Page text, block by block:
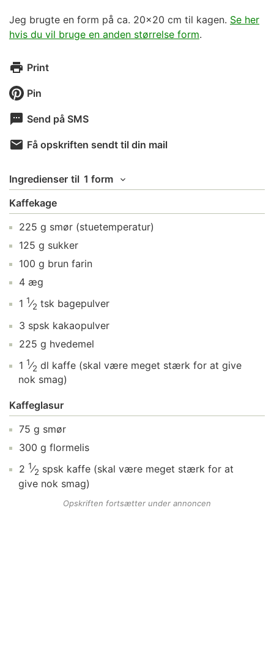
Jeg brugte en form på ca. 20x20 cm til kagen. Se her
hvis du vil bruge en anden størrelse form.
Print
Pin
Send på SMS
Få opskriften sendt til din mail
Ingredienser til 1 form
Kaffekage
225 g smør (stuetemperatur)
125 g sukker
100 g brun farin
4 æg
1 1⁄2 tsk bagepulver
3 spsk kakaopulver
225 g hvedemel
1 1⁄2 dl kaffe (skal være meget stærk for at give
nok smag)
Kaffeglasur
75 g smør
300 g flormelis
2 1⁄2 spsk kaffe (skal være meget stærk for at
give nok smag)
Opskriften fortsætter under annoncen